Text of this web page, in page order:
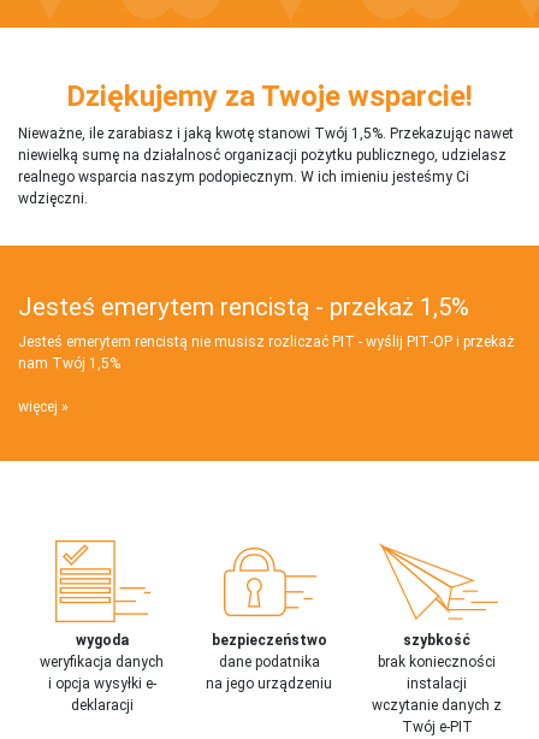
Dziękujemy za Twoje wsparcie!
Nieważne, ile zarabiasz i jaką kwotę stanowi Twój 1,5%. Przekazując nawet
niewielką sumę na działalnosć organizacji pożytku publicznego, udzielasz
realnego wsparcia naszym podopiecznym. W ich imieniu jesteśmy Ci
wdzięczni.
Jesteś emerytem rencistą - przekaż 1,5%
Jesteś emerytem rencistą nie musisz rozliczać PIT - wyślij PIT‑OP i przekaż
nam Twój 1,5%
więcej
wygoda
weryfikacja danych
i opcja wysyłki e-
deklaracji
bezpieczeństwo
dane podatnika
na jego urządzeniu
szybkość
brak konieczności
instalacji
wczytanie danych z
Twój e-PIT